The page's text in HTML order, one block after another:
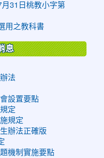
31日桃教小字第
用之教科書
息
法
設置要點
定
規定
辦法正確版
機制實施要點